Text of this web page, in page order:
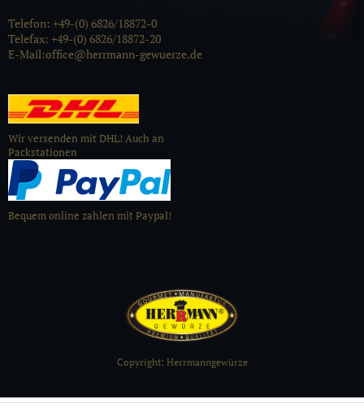
Telefon: +49-(0) 6826/18872-0
Telefax: +49-(0) 6826/18872-20
E-Mail:office@herrmann-gewuerze.de
Wir versenden mit DHL! Auch an
Packstationen
Bequem online zahlen mit Paypal!
Copyright: Herrmanngewürze